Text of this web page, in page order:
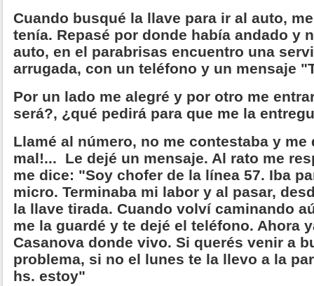
Cuando busqué la llave para ir al auto,
tenía. Repasé por donde había andado y
auto, en el parabrisas encuentro una
arrugada, con un teléfono y un mensaje
Por un lado me alegré y por otro me
será?, ¿qué pedirá para que me la
Llamé al número, no me contestaba y me
mal!... Le dejé un mensaje. Al rato me
me dice: "Soy chofer de la línea 57. Iba
micro. Terminaba mi labor y al pasar,
la llave tirada. Cuando volví caminando
me la guardé y te dejé el teléfono. Ahora
Casanova donde vivo. Si querés venir a
problema, si no el lunes te la llevo a la
hs. estoy"